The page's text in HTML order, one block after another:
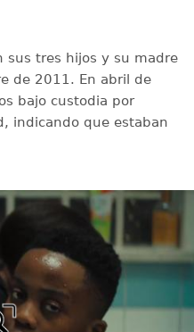
sus tres hijos y su madre
de 2011. En abril de
bajo custodia por
indicando que estaban